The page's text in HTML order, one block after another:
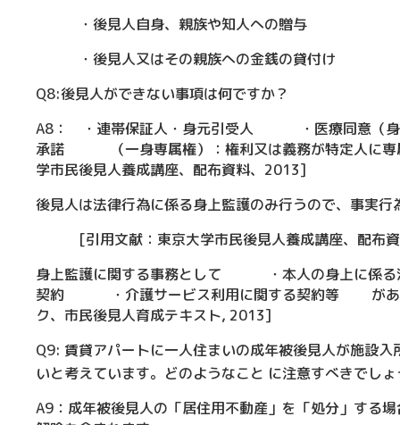
・後見人自身、親族や知人への贈与
・後見人又はその親族への金銭の貸付け [引
Q8:後見人ができない事項は何ですか？
A8： ・連帯保証人・身元引受人 ・医療同意
承諾 （一身専属権）：権利又は義務が特定人に
学市民後見人養成講座、配布資料、2013]
後見人は法律行為に係る身上監護のみ行うので、事実
[引用文献：東京大学市民後見人養成講座、配布
身上監護に関する事務として ・本人の身上に
契約 ・介護サービス利用に関する契約等 があ
ク、市民後見人育成テキスト, 2013]
Q9: 賃貸アパートに一人住まいの成年被後見人が施設
いと考えています。どのようなこと に注意すべきでし
A9：成年被後見人の「居住用不動産」を「処分」する